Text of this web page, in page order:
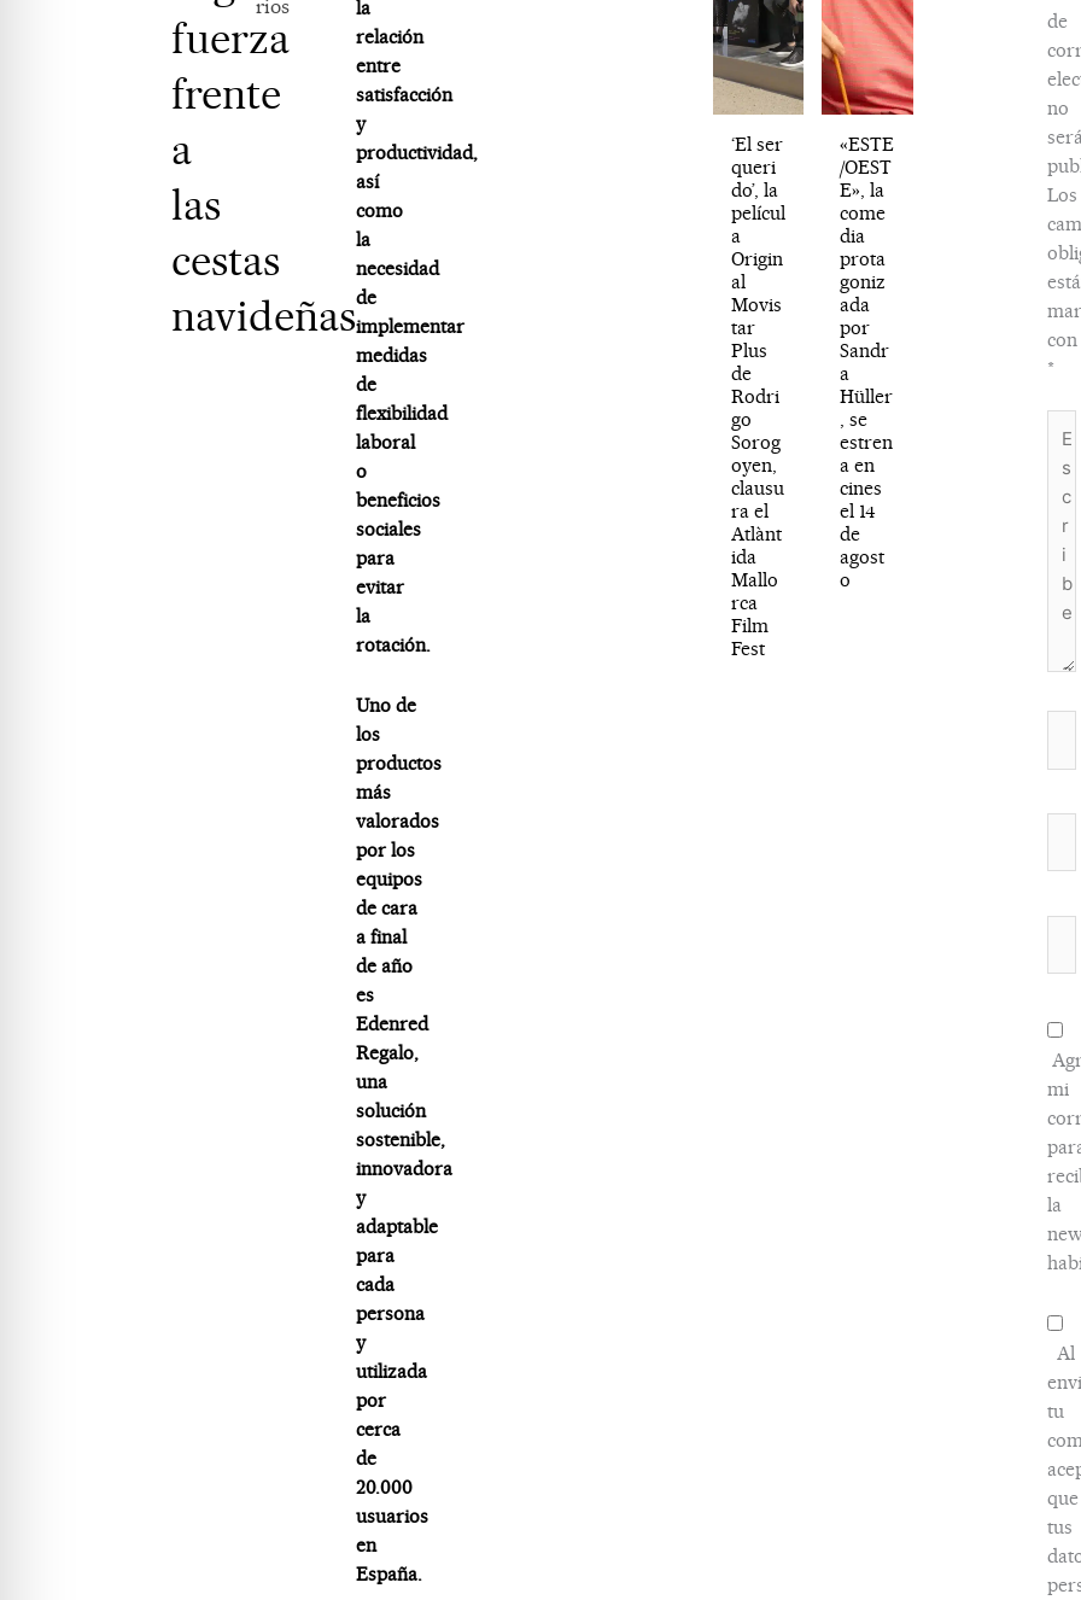
fuerza
frente
a
las
cestas
navideñas
rios
la
relación
entre
satisfacción
y
productividad,
así
como
la
necesidad
de
implementar
medidas
de
flexibilidad
laboral
o
beneficios
sociales
para
evitar
la
rotación.
Uno de
los
productos
más
valorados
por los
equipos
de cara
a final
de año
es
Edenred
Regalo,
una
solución
sostenible,
innovadora
y
adaptable
para
cada
persona
y
utilizada
por
cerca
de
20.000
usuarios
en
España.
‘El ser
queri
do’, la
películ
a
Origin
al
Movis
tar
Plus
de
Rodri
go
Sorog
oyen,
clausu
ra el
Atlànt
ida
Mallo
rca
Film
Fest
«ESTE
/OEST
E», la
come
dia
prota
goniz
ada
por
Sandr
a
Hüller
, se
estren
a en
cines
el 14
de
agost
o
de
no
será
Los
con
*
mi
la
Al
tu
que
tus